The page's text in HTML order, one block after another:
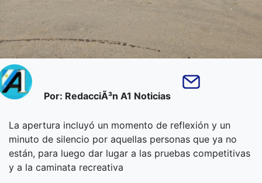
Por: RedacciÃ³n A1 Noticias
La apertura incluyó un momento de reflexión y un
minuto de silencio por aquellas personas que ya no
están, para luego dar lugar a las pruebas competitivas
y a la caminata recreativa